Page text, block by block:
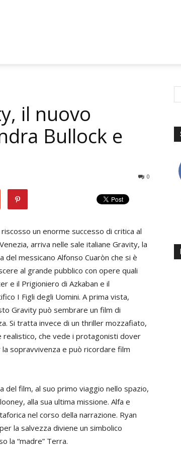
il nuovo
Bullock e
0
un enorme successo di critica al
arriva nelle sale italiane Gravity, la
del messicano Alfonso Cuaròn che si è
al grande pubblico con opere quali
e il Prigioniero di Azkaban e il
I Figli degli Uomini. A prima vista,
Gravity può sembrare un film di
Si tratta invece di un thriller mozzafiato,
che vede i protagonisti dover
sopravvivenza e può ricordare film
del film, al suo primo viaggio nello spazio,
alla sua ultima missione. Alfa e
nel corso della narrazione. Ryan
la salvezza diviene un simbolico
la “madre” Terra.